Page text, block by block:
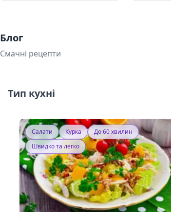
Блог
Смачні рецепти
Тип кухні
Салати Курка
До 60 хвилин
Швидко та легко